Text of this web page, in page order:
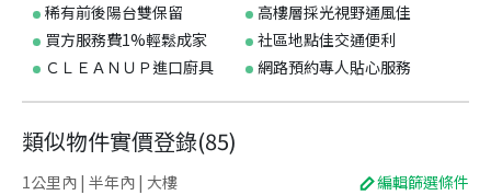
稀有前後陽台雙保留
高樓層採光視野通風佳
買方服務費1%輕鬆成家
社區地點佳交通便利
ＣＬＥＡＮＵＰ進口廚具
網路預約專人貼心服務
類似物件實價登錄(85)
1公里內 | 半年內 | 大樓 編輯篩選條件